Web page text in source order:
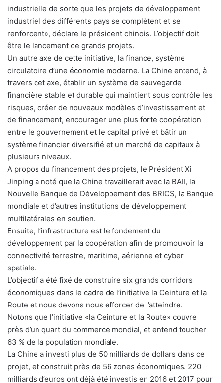
industrielle de sorte que les projets de développement
industriel des différents pays se complètent et se
renforcent», déclare le président chinois. L’objectif doit
être le lancement de grands projets.
Un autre axe de cette initiative, la finance, système
circulatoire d’une économie moderne. La Chine entend, à
travers cet axe, établir un système de sauvegarde
financière stable et durable qui maintient sous contrôle les
risques, créer de nouveaux modèles d’investissement et
de financement, encourager une plus forte coopération
entre le gouvernement et le capital privé et bâtir un
système financier diversifié et un marché de capitaux à
plusieurs niveaux.
A propos du financement des projets, le Président Xi
Jinping a noté que la Chine travaillerait avec la BAII, la
Nouvelle Banque de Développement des BRICS, la Banque
mondiale et d’autres institutions de développement
multilatérales en soutien.
Ensuite, l’infrastructure est le fondement du
développement par la coopération afin de promouvoir la
connectivité terrestre, maritime, aérienne et cyber
spatiale.
L’objectif a été fixé de construire six grands corridors
économiques dans le cadre de l’initiative la Ceinture et la
Route et nous devons nous efforcer de l’atteindre.
Notons que l’initiative «la Ceinture et la Route» couvre
près d’un quart du commerce mondial, et entend toucher
63 % de la population mondiale.
La Chine a investi plus de 50 milliards de dollars dans ce
projet, et construit près de 56 zones économiques. 220
milliards d’euros ont déjà été investis en 2016 et 2017 pour